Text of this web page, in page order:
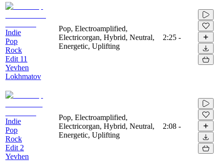
Indie
Pop
Rock
Edit 11
Yevhen
Lokhmatov
Pop, Electroamplified,
Electricorgan, Hybrid, Neutral,
Energetic, Uplifting
2:25 -
Indie
Pop
Rock
Edit 2
Yevhen
Pop, Electroamplified,
Electricorgan, Hybrid, Neutral,
Energetic, Uplifting
2:08 -